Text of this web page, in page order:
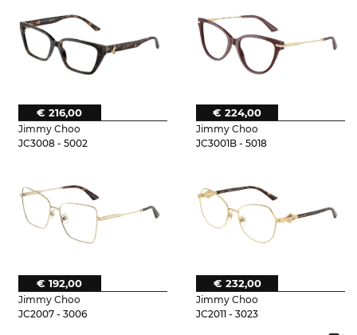
Jimmy Choo
JC3008 - 5002
€ 216,00
Jimmy Choo
JC3001B - 5018
€ 224,00
Jimmy Choo
JC2007 - 3006
€ 192,00
Jimmy Choo
JC2011 - 3023
€ 232,00